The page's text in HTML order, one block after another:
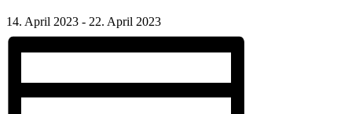
14. April 2023 - 22. April 2023